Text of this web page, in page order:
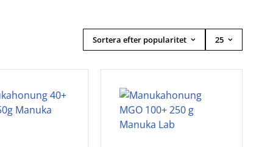
Sortera efter popularitet 25